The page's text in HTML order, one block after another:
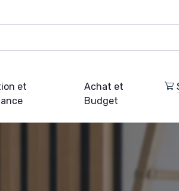
et
Achat et
Budget